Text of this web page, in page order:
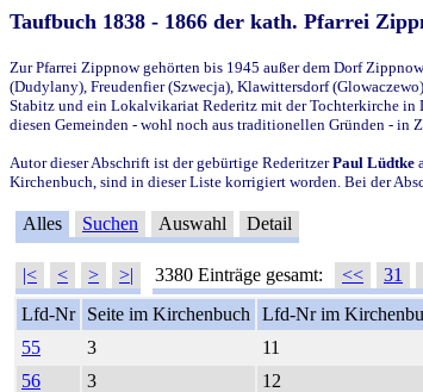
Taufbuch 1838 - 1866 der kath. Pfarrei
Zur Pfarrei Zippnow gehörten bis 1945 außer dem Dorf
(Dudylany), Freudenfier (Szwecja), Klawittersdorf
Stabitz und ein Lokalvikariat Rederitz mit der Tochterkirche in
diesen Gemeinden - wohl noch aus traditionellen Gründen - in
Autor dieser Abschrift ist der gebürtige RederitzerPaul Lüdtke
Kirchenbuch, sind in dieser Liste korrigiert worden. Bei der
Alles Suchen Auswahl Detail
|< < > >| 3380 Einträge gesamt: << 31
Lfd-Nr
Seite im Kirchenbuch Lfd-Nr im
55
3 11
56
3 12